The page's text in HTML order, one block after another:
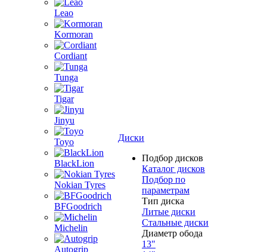
Leao
Kormoran
Cordiant
Tunga
Tigar
Jinyu
Toyo
BlackLion
Nokian Tyres
BFGoodrich
Michelin
Autogrip
Диски
Подбор дисков
Каталог дисков
Подбор по
параметрам
Тип диска
Литые диски
Стальные диски
Диаметр обода
13"